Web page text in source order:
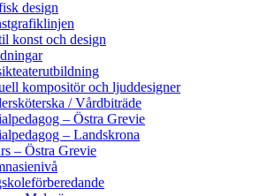
design
konst och design
kompositör och ljuddesigner
/ Vårdbiträde
– Östra Grevie
– Landskrona
– Östra Grevie